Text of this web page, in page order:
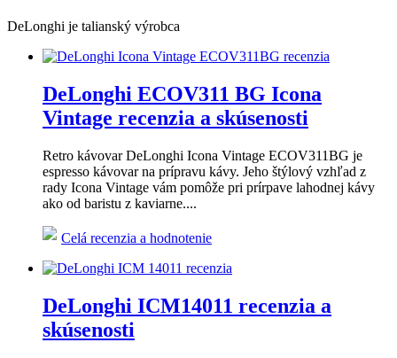
DeLonghi je talianský výrobca
DeLonghi ECOV311 BG Icona
Vintage recenzia a skúsenosti
Retro kávovar DeLonghi Icona Vintage ECOV311BG je
espresso kávovar na prípravu kávy. Jeho štýlový vzhľad z
rady Icona Vintage vám pomôže pri prírpave lahodnej kávy
ako od baristu z kaviarne....
Celá recenzia a hodnotenie
DeLonghi ICM14011 recenzia a
skúsenosti